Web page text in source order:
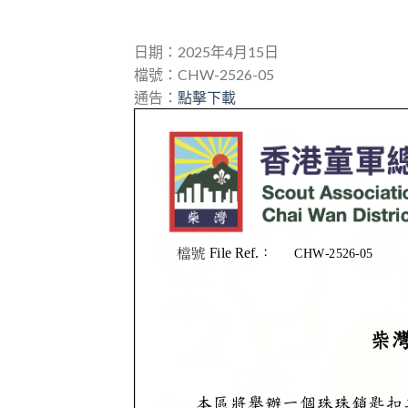
日期：2025年4月15日
檔號：CHW-2526-05
通告： 點擊下載